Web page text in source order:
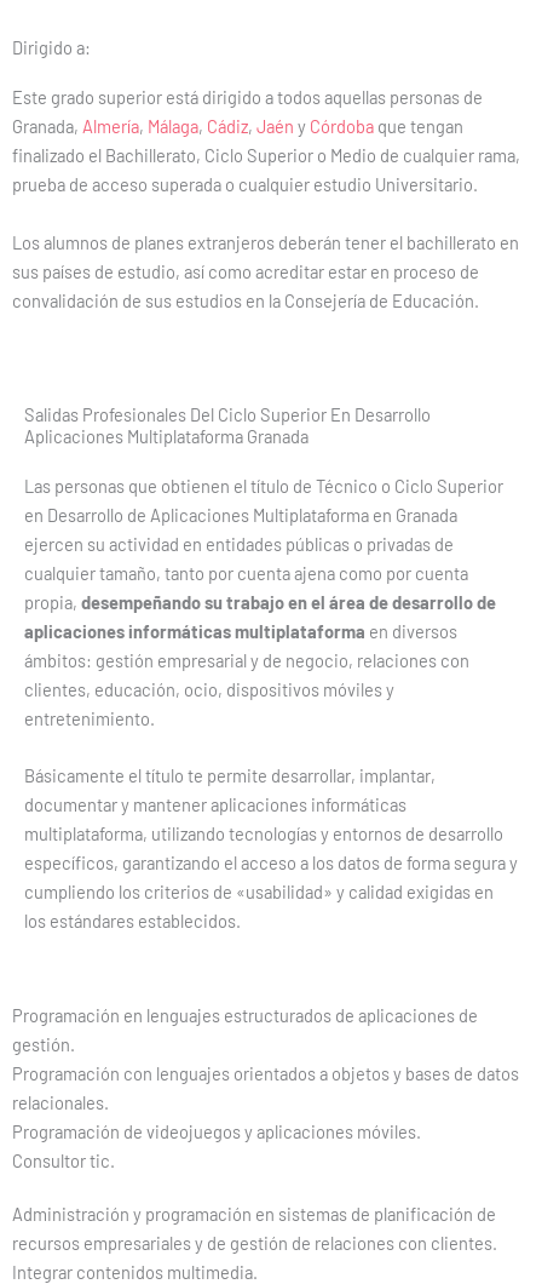
Dirigido a:
Este grado superior está dirigido a todos aquellas personas de
Granada, Almería, Málaga, Cádiz, Jaén y Córdoba que tengan
finalizado el Bachillerato, Ciclo Superior o Medio de cualquier rama,
prueba de acceso superada o cualquier estudio Universitario.
Los alumnos de planes extranjeros deberán tener el bachillerato en
sus países de estudio, así como acreditar estar en proceso de
convalidación de sus estudios en la Consejería de Educación.
Salidas Profesionales Del Ciclo Superior En Desarrollo
Aplicaciones Multiplataforma Granada
Las personas que obtienen el título de Técnico o Ciclo Superior
en Desarrollo de Aplicaciones Multiplataforma en Granada
ejercen su actividad en entidades públicas o privadas de
cualquier tamaño, tanto por cuenta ajena como por cuenta
propia, desempeñando su trabajo en el área de desarrollo de
aplicaciones informáticas multiplataforma en diversos
ámbitos: gestión empresarial y de negocio, relaciones con
clientes, educación, ocio, dispositivos móviles y
entretenimiento.
Básicamente el título te permite desarrollar, implantar,
documentar y mantener aplicaciones informáticas
multiplataforma, utilizando tecnologías y entornos de desarrollo
específicos, garantizando el acceso a los datos de forma segura y
cumpliendo los criterios de «usabilidad» y calidad exigidas en
los estándares establecidos.
Programación en lenguajes estructurados de aplicaciones de
gestión.
Programación con lenguajes orientados a objetos y bases de datos
relacionales.
Programación de videojuegos y aplicaciones móviles.
Consultor tic.
Administración y programación en sistemas de planificación de
recursos empresariales y de gestión de relaciones con clientes.
Integrar contenidos multimedia.